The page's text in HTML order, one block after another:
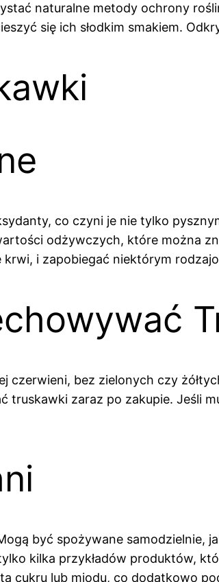
naturalne metody ochrony
się ich słodkim smakiem.
co czyni je nie tylko
odżywczych, które można
i zapobiegać niektórym
czerwieni, bez zielonych czy
truskawki zaraz po zakupie. Jeśli
być spożywane samodzielnie,
kilka przykładów produktów,
cukru lub miodu, co dodatkowo